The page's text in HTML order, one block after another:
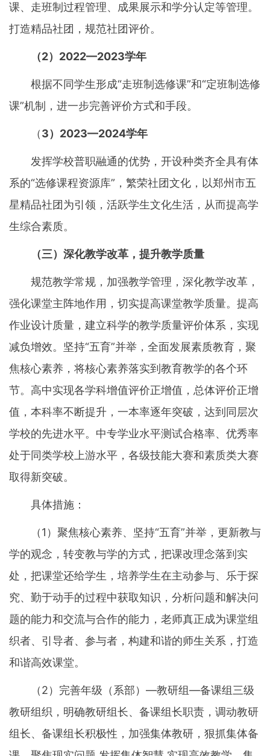
课、走班制过程管理、成果展示和学分认定等管理。
打造精品社团，规范社团评价。
（2）2022—2023学年
根据不同学生形成“走班制选修课”和“定班制选修
课”机制，进一步完善评价方式和手段。
（3）2023—2024学年
发挥学校普职融通的优势，开设种类齐全具有体
系的“选修课程资源库”，繁荣社团文化，以郑州市五
星精品社团为引领，活跃学生文化生活，从而提高学
生综合素质。
（三）深化教学改革，提升教学质量
规范教学常规，加强教学管理，深化教学改革，
强化课堂主阵地作用，切实提高课堂教学质量。提高
作业设计质量，建立科学的教学质量评价体系，实现
减负增效。坚持“五育”并举，全面发展素质教育，聚
焦核心素养，将核心素养落实到教育教学的各个环
节。高中实现各学科增值评价正增值，总体评价正增
值，本科率不断提升，一本率逐年突破，达到同层次
学校的先进水平。中专学业水平测试合格率、优秀率
处于同类学校上游水平，各级技能大赛和素质类大赛
取得新突破。
具体措施：
（1）聚焦核心素养、坚持“五育”并举，更新教与
学的观念，转变教与学的方式，把课改理念落到实
处，把课堂还给学生，培养学生在主动参与、乐于探
究、勤于动手的过程中获取知识，分析问题和解决问
题的能力和交流与合作的能力，老师真正成为课堂组
织者、引导者、参与者，构建和谐的师生关系，打造
和谐高效课堂。
（2）完善年级（系部）—教研组—备课组三级
教研组织，明确教研组长、备课组长职责，调动教研
组长、备课组长积极性，加强集体教研，狠抓集体备